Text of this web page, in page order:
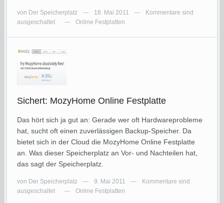
von Der Speicherplatz — 18. Mai 2011 —
Kommentare sind
ausgeschaltet
— Online Festplatten
Sichert: MozyHome Online Festplatte
Das hört sich ja gut an: Gerade wer oft Hardwareprobleme
hat, sucht oft einen zuverlässigen Backup-Speicher. Da
bietet sich in der Cloud die MozyHome Online Festplatte
an. Was dieser Speicherplatz an Vor- und Nachteilen hat,
das sagt der Speicherplatz.
von Der Speicherplatz — 9. Mai 2011 —
Kommentare sind
ausgeschaltet
— Online Festplatten